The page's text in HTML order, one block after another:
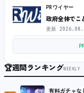
PRワイヤー
政府全体でこ
更新
🏆週間ランキングWEEKLY
有料ガチャ